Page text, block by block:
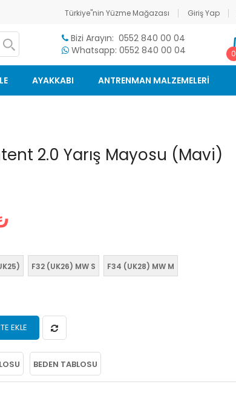
Türkiye"nin Yüzme Mağazası Giriş Yap
Bizi Arayın: 0552 840 00 04
Whatsapp: 0552 840 00 04
0
AYAKKABI ANTRENMAN MALZEMELERİ
2.0 Yarış Mayosu (Mavi)
F32 (UK26) MW S F34 (UK28) MW M
EKLE
BEDEN TABLOSU